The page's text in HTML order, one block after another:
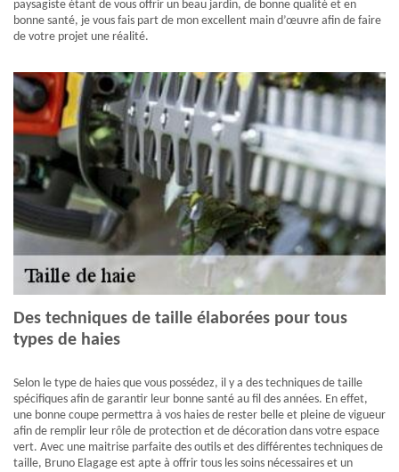
paysagiste étant de vous offrir un beau jardin, de bonne qualité et en
bonne santé, je vous fais part de mon excellent main d’œuvre afin de faire
de votre projet une réalité.
Des techniques de taille élaborées pour tous
types de haies
Selon le type de haies que vous possédez, il y a des techniques de taille
spécifiques afin de garantir leur bonne santé au fil des années. En effet,
une bonne coupe permettra à vos haies de rester belle et pleine de vigueur
afin de remplir leur rôle de protection et de décoration dans votre espace
vert. Avec une maitrise parfaite des outils et des différentes techniques de
taille, Bruno Elagage est apte à offrir tous les soins nécessaires et un